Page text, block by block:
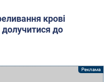
крові
долучитися до